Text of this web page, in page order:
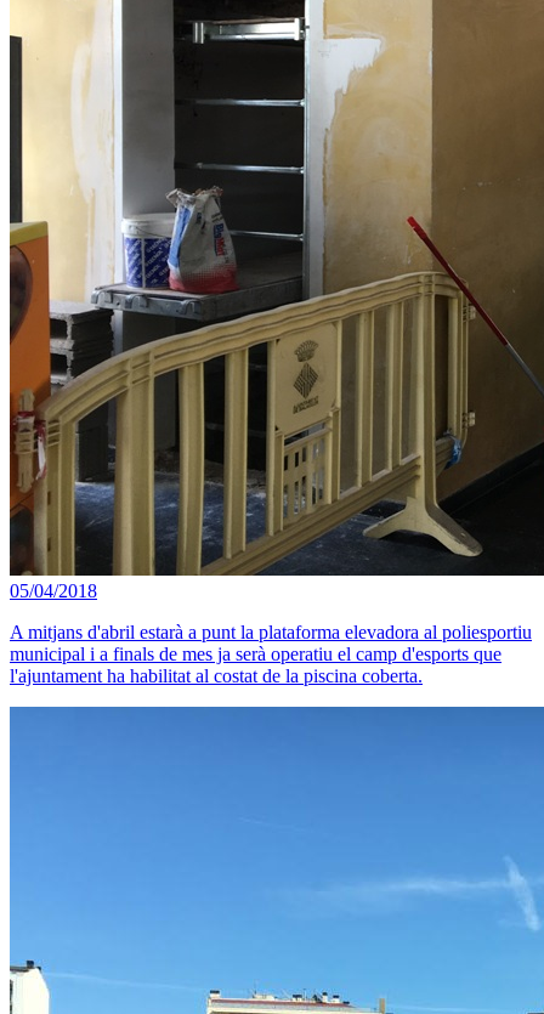
05/04/2018
A mitjans d'abril estarà a punt la plataforma elevadora al poliesportiu
municipal i a finals de mes ja serà operatiu el camp d'esports que
l'ajuntament ha habilitat al costat de la piscina coberta.